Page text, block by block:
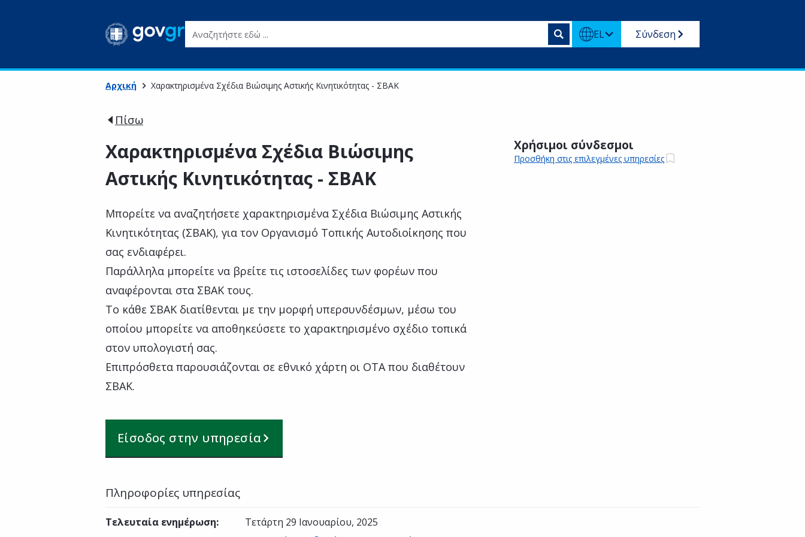
Αναζητήστε εδώ ... EL Σύνδεση
Αρχική Χαρακτηρισμένα Σχέδια Βιώσιμης Αστικής Κινητικότητας - ΣΒΑΚ
Πίσω
Χαρακτηρισμένα Σχέδια Βιώσιμης
Αστικής Κινητικότητας - ΣΒΑΚ
Μπορείτε να αναζητήσετε χαρακτηρισμένα Σχέδια Βιώσιμης Αστικής
Κινητικότητας (ΣΒΑΚ), για τον Οργανισμό Τοπικής Αυτοδιοίκησης που
σας ενδιαφέρει.
Παράλληλα μπορείτε να βρείτε τις ιστοσελίδες των φορέων που
αναφέρονται στα ΣΒΑΚ τους.
Το κάθε ΣΒΑΚ διατίθενται με την μορφή υπερσυνδέσμων, μέσω του
οποίου μπορείτε να αποθηκεύσετε το χαρακτηρισμένο σχέδιο τοπικά
στον υπολογιστή σας.
Επιπρόσθετα παρουσιάζονται σε εθνικό χάρτη οι ΟΤΑ που διαθέτουν
ΣΒΑΚ.
Είσοδος στην υπηρεσία
Χρήσιμοι σύνδεσμοι
Προσθήκη στις επιλεγμένες υπηρεσίες
Πληροφορίες υπηρεσίας
Τελευταία ενημέρωση:
Τετάρτη 29 Ιανουαρίου, 2025